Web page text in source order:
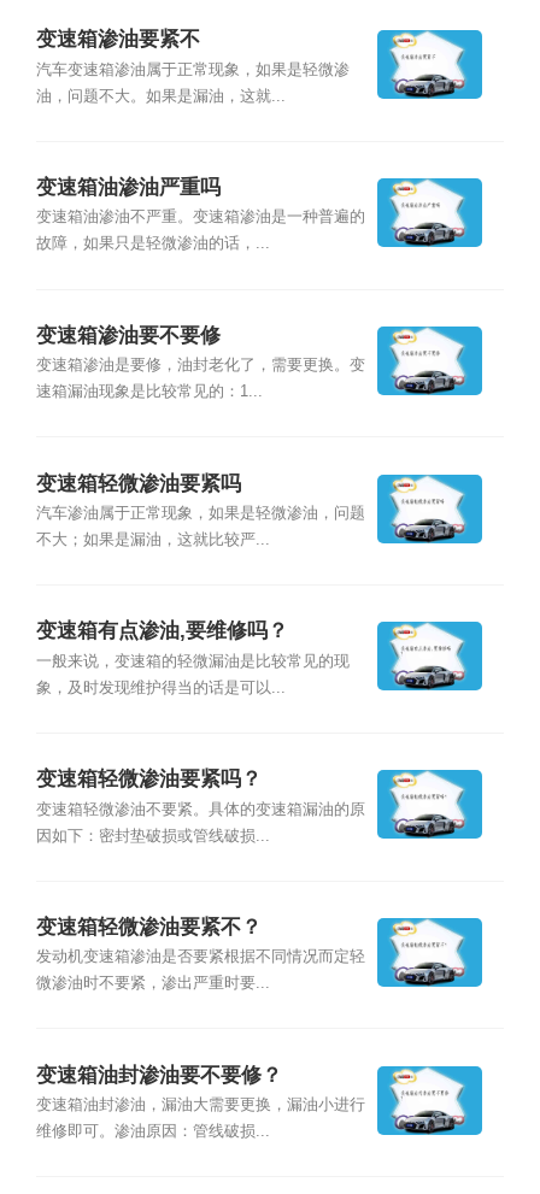
变速箱渗油要紧不
汽车变速箱渗油属于正常现象，如果是轻微渗
油，问题不大。如果是漏油，这就...
变速箱油渗油严重吗
变速箱油渗油不严重。变速箱渗油是一种普遍的
故障，如果只是轻微渗油的话，...
变速箱渗油要不要修
变速箱渗油是要修，油封老化了，需要更换。变
速箱漏油现象是比较常见的：1...
变速箱轻微渗油要紧吗
汽车渗油属于正常现象，如果是轻微渗油，问题
不大；如果是漏油，这就比较严...
变速箱有点渗油,要维修吗？
一般来说，变速箱的轻微漏油是比较常见的现
象，及时发现维护得当的话是可以...
变速箱轻微渗油要紧吗？
变速箱轻微渗油不要紧。具体的变速箱漏油的原
因如下：密封垫破损或管线破损...
变速箱轻微渗油要紧不？
发动机变速箱渗油是否要紧根据不同情况而定轻
微渗油时不要紧，渗出严重时要...
变速箱油封渗油要不要修？
变速箱油封渗油，漏油大需要更换，漏油小进行
维修即可。渗油原因：管线破损...